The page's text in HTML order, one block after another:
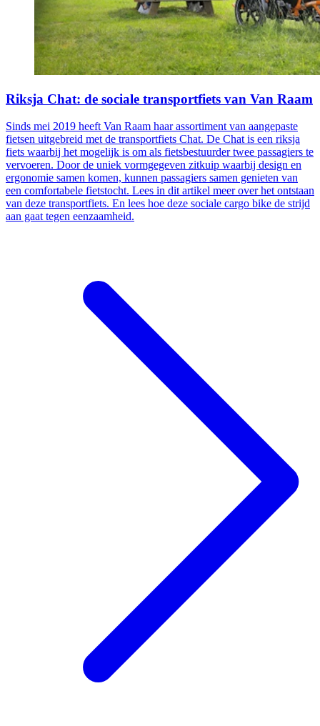
Riksja Chat: de sociale transportfiets van Van Raam
Sinds mei 2019 heeft Van Raam haar assortiment van aangepaste
fietsen uitgebreid met de transportfiets Chat. De Chat is een riksja
fiets waarbij het mogelijk is om als fietsbestuurder twee passagiers te
vervoeren. Door de uniek vormgegeven zitkuip waarbij design en
ergonomie samen komen, kunnen passagiers samen genieten van
een comfortabele fietstocht. Lees in dit artikel meer over het ontstaan
van deze transportfiets. En lees hoe deze sociale cargo bike de strijd
aan gaat tegen eenzaamheid.